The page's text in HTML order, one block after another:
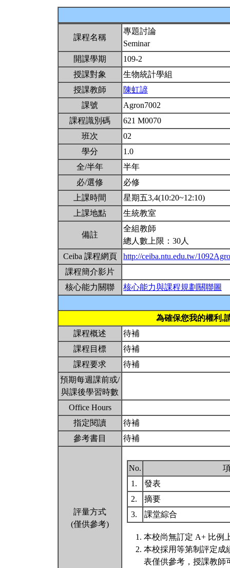
課程名稱
專題討論
Seminar
開課學期
109-2
授課對象
生物統計學組
授課教師
陳虹諺
課號
Agron7002
課程識別碼
621 M0070
班次
02
學分
1.0
全/半年
半年
必/選修
必修
上課時間
星期五3,4(10:20~12:10)
上課地點
生統教室
備註
全組教師
總人數上限：30人
Ceiba 課程網頁
http://ceiba.ntu.edu.tw/
課程簡介影片
核心能力關聯
核心能力與課程規劃關聯圖
為確保您我的權利,
課程概述
待補
課程目標
待補
課程要求
待補
預期每週課前或/
與課後學習時數
Office Hours
指定閱讀
待補
參考書目
待補
評量方式
(僅供參考)
No.
1.
發表
2.
摘要
3.
課堂綜合
本校尚無訂定 A+ 比例
本校採用等第制評定成
表僅供參考，授課教師